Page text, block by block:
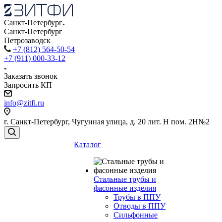
Санкт-Петербург
Санкт-Петербург
Петрозаводск
+7 (812) 564-50-54
+7 (911) 000-33-12
Заказать звонок
Запросить КП
info@zitfi.ru
г. Санкт-Петербург, Чугунная улица, д. 20 лит. Н пом. 2Н№2
Каталог
Стальные трубы и
фасонные изделия
Трубы в ППУ
Отводы в ППУ
Сильфонные